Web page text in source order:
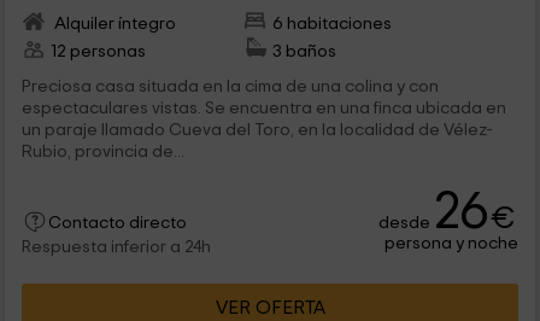
Alquiler íntegro
6 habitaciones
12 personas
3 baños
Preciosa casa situada en la cima de una colina y con
espectaculares vistas. Se encuentra en una finca ubicada en
un paraje llamado Cueva del Toro, en la localidad de Vélez-
Rubio, provincia de...
Contacto directo
Respuesta inferior a 24h
desde 26€
persona y noche
VER OFERTA